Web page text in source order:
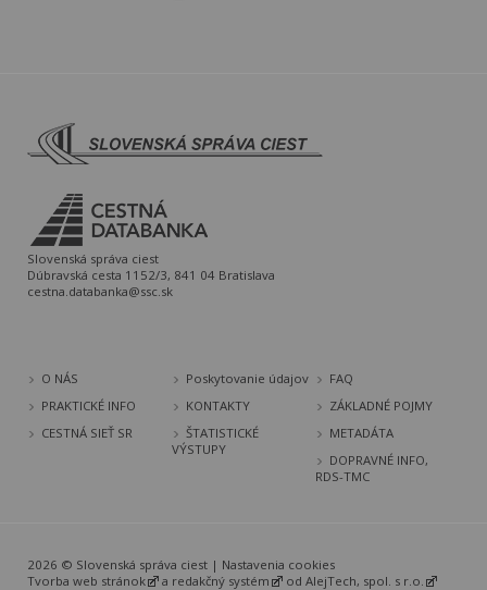
Slovenská správa ciest
Dúbravská cesta 1152/3, 841 04 Bratislava
cestna.databanka@ssc.sk
O NÁS Poskytovanie údajov
FAQ
PRAKTICKÉ INFO
KONTAKTY
ZÁKLADNÉ POJMY
CESTNÁ SIEŤ SR
ŠTATISTICKÉ
VÝSTUPY
METADÁTA
DOPRAVNÉ INFO,
RDS-TMC
2026 © Slovenská správa ciest | Nastavenia cookies
Tvorba web stránok
a redakčný systém od AlejTech, spol. s r.o.